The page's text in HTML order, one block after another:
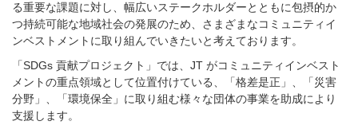
る重要な課題に対し、幅広いステークホルダーとともに包摂的か
つ持続可能な地域社会の発展のため、さまざまなコミュニティイ
ンベストメントに取り組んでいきたいと考えております。
「SDGs 貢献プロジェクト」では、JT がコミュニティインベスト
メントの重点領域として位置付けている、「格差是正」、「災害
分野」、「環境保全」に取り組む様々な団体の事業を助成により
支援します。